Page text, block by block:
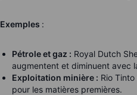
Exemples :
Pétrole et gaz : Royal Dutch
augmentent et diminuent avec
Exploitation minière : Rio
pour les matières premières.